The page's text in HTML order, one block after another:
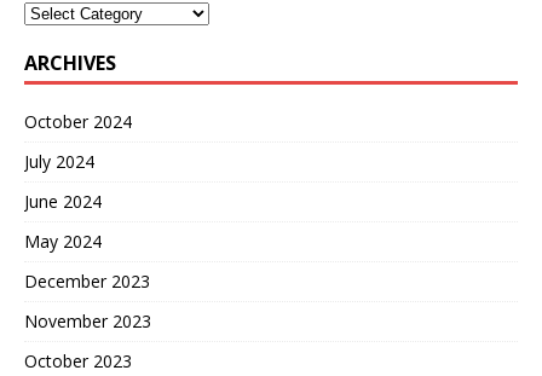
ARCHIVES
October 2024
July 2024
June 2024
May 2024
December 2023
November 2023
October 2023